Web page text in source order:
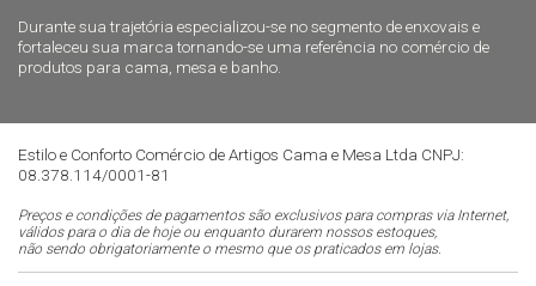
Durante sua trajetória especializou-se no segmento de enxovais e
fortaleceu sua marca tornando-se uma referência no comércio de
produtos para cama, mesa e banho.
Estilo e Conforto Comércio de Artigos Cama e Mesa Ltda CNPJ:
08.378.114/0001-81
Preços e condições de pagamentos são exclusivos para compras via Internet,
válidos para o dia de hoje ou enquanto durarem nossos estoques,
não sendo obrigatoriamente o mesmo que os praticados em lojas.